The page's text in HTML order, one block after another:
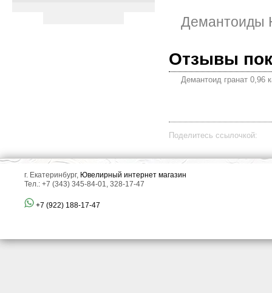
Демантоиды
Отзывы
Демантоид гранат 0,96
Поделитесь ссылочкой:
г. Екатеринбург, Ювелирный интернет магазин
Тел.: +7 (343) 345-84-01, 328-17-47
+7 (922) 188-17-47